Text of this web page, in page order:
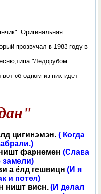
Оригинальная
прозвучал в 1983 году в
"Ледорубом
об одном из них идет
цигинэмэн. ( Когда
фарнемен (Слава
замели)
а ёлд гешвицн (И я
и потел)
ништ висн. (И делал